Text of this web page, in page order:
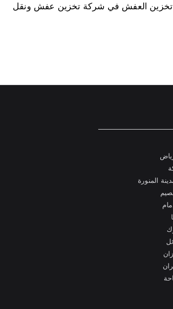
تخزين العفش في شركة تخزين عفش ونقل
المنورة